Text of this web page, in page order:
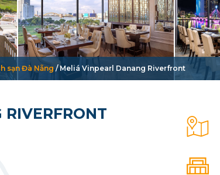
sạn Đà Nẵng/Meliá Vinpearl Danang Riverfront